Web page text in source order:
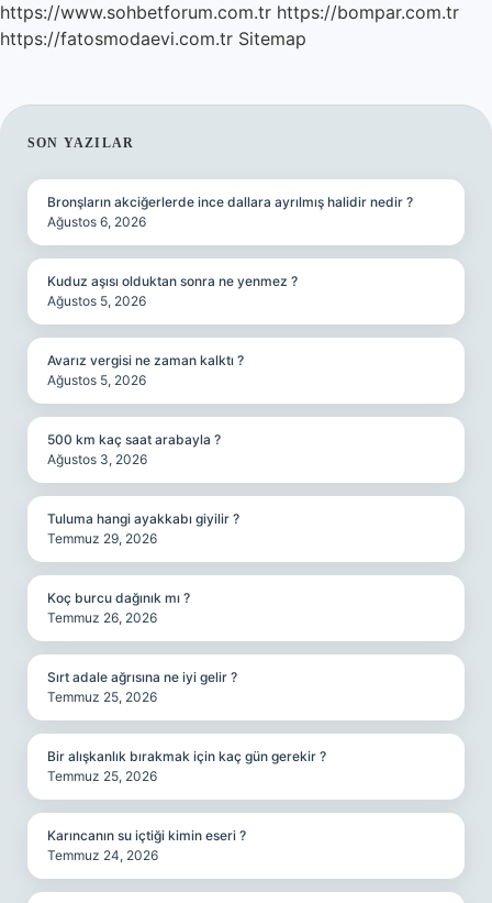
https://www.sohbetforum.com.tr https://bompar.com.tr
https://fatosmodaevi.com.tr Sitemap
SIDEBAR
SON YAZILAR
Bronşların akciğerlerde ince dallara ayrılmış halidir nedir ?
Ağustos 6, 2026
Kuduz aşısı olduktan sonra ne yenmez ?
Ağustos 5, 2026
Avarız vergisi ne zaman kalktı ?
Ağustos 5, 2026
500 km kaç saat arabayla ?
Ağustos 3, 2026
Tuluma hangi ayakkabı giyilir ?
Temmuz 29, 2026
Koç burcu dağınık mı ?
Temmuz 26, 2026
Sırt adale ağrısına ne iyi gelir ?
Temmuz 25, 2026
Bir alışkanlık bırakmak için kaç gün gerekir ?
Temmuz 25, 2026
Karıncanın su içtiği kimin eseri ?
Temmuz 24, 2026